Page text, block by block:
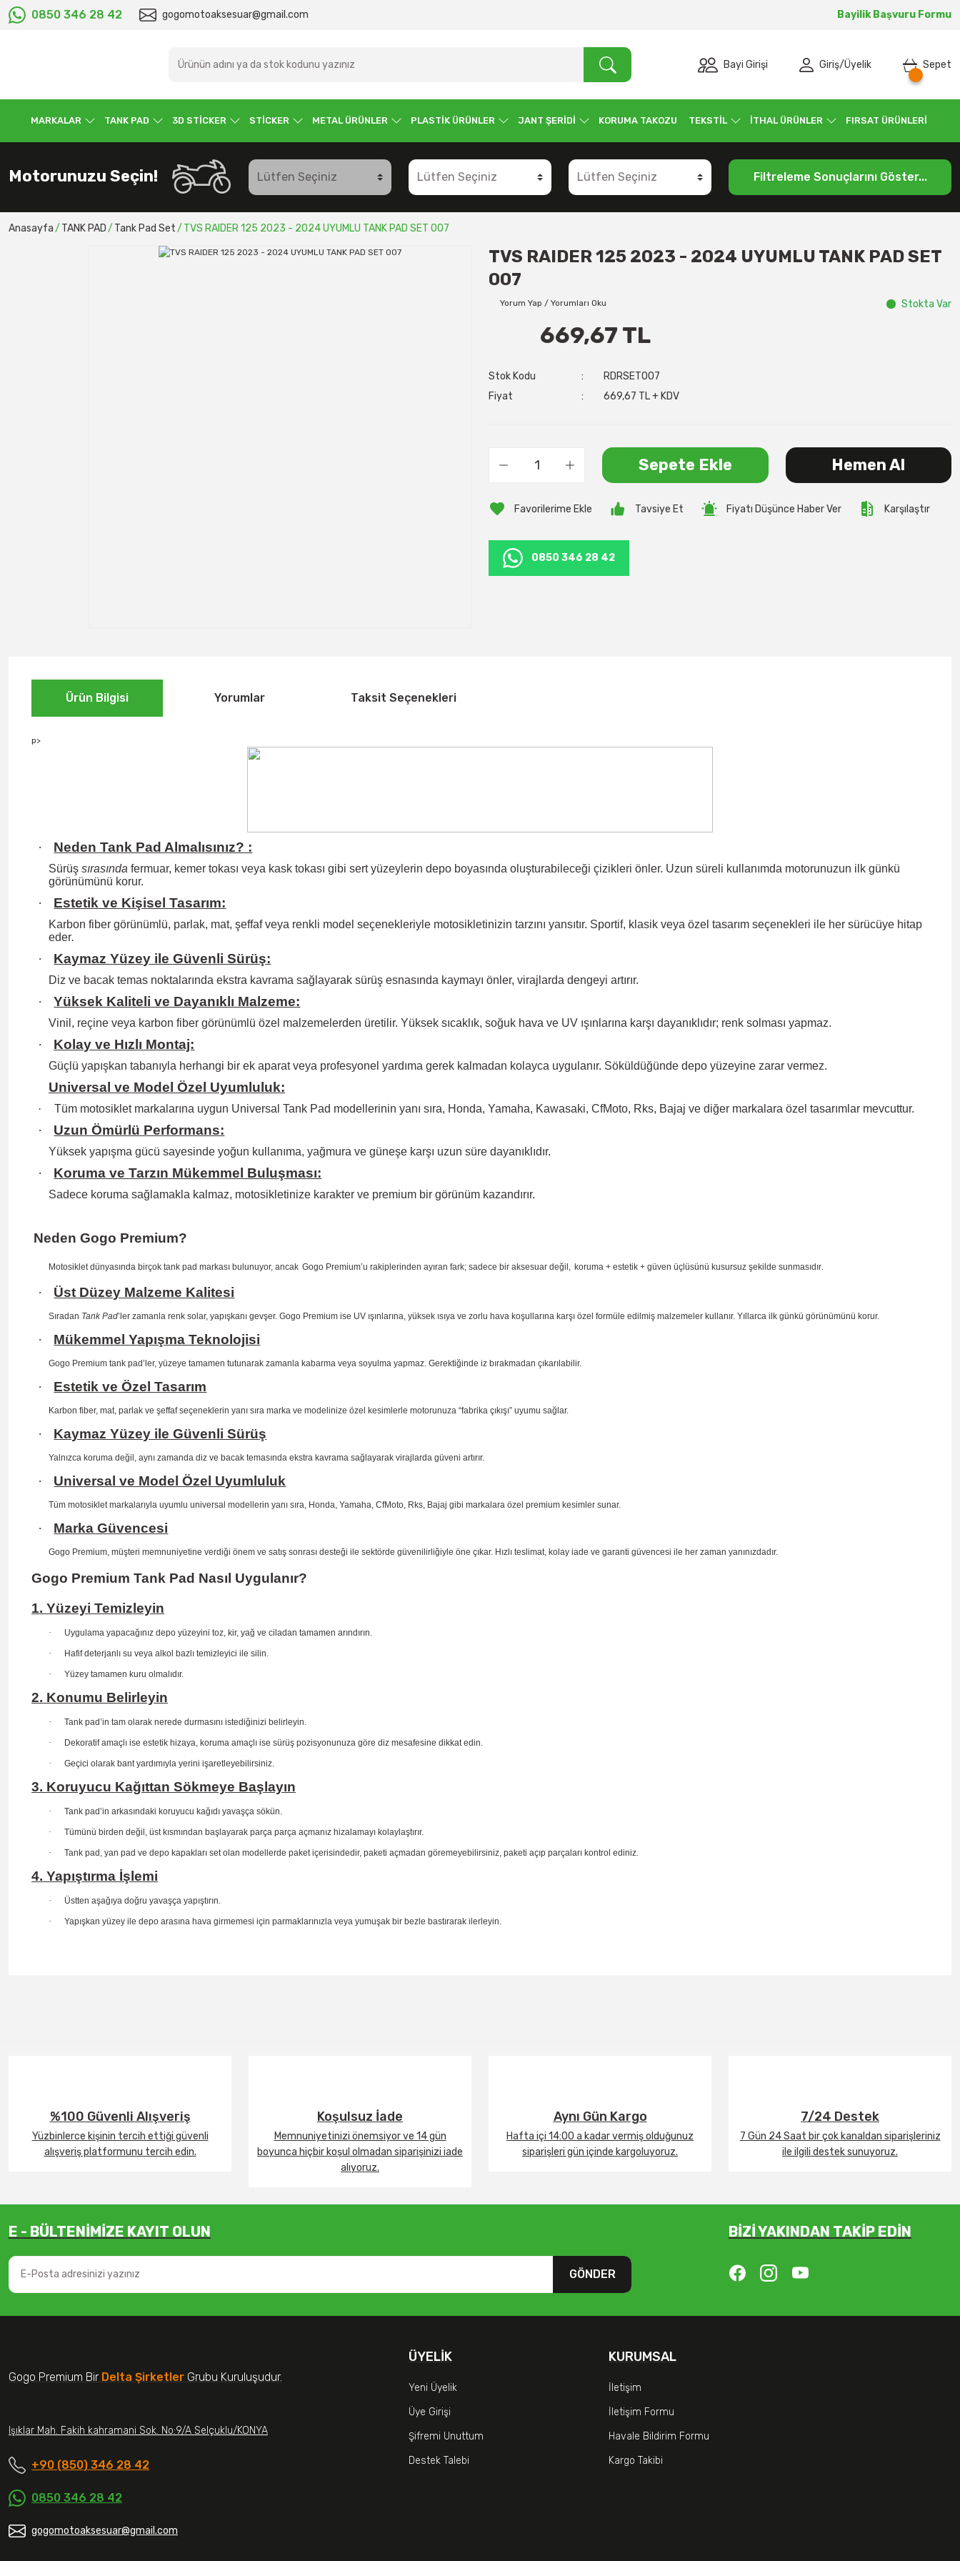
0850 346 28 42 gogomotoaksesuar@gmail.com Bayilik Başvuru Formu
Bayi Girişi Giriş/Üyelik Sepet
MARKALAR TANK PAD 3D STİCKER STİCKER METAL ÜRÜNLER PLASTİK ÜRÜNLER JANT ŞERİDİ KORUMA TAKOZU TEKSTİL İTHAL ÜRÜNLER FIRSAT ÜRÜNLERİ
Motorunuzu Seçin! Filtreleme Sonuçlarını Göster...
Anasayfa TANK PAD Tank Pad Set TVS RAIDER 125 2023 - 2024 UYUMLU TANK PAD SET 007
TVS RAIDER 125 2023 - 2024 UYUMLU TANK PAD SET
007
Yorum Yap / Yorumları Oku Stokta Var
669,67 TL
Stok Kodu
RDRSET007
Fiyat
669,67 TL + KDV
Sepete Ekle Hemen Al
Tavsiye Et Fiyatı Düşünce Haber Ver Karşılaştır
0850 346 28 42
Ürün Bilgisi Yorumlar Taksit Seçenekleri
p>
· Neden Tank Pad Almalısınız? :
Sürüş sırasında fermuar, kemer tokası veya kask tokası gibi sert yüzeylerin depo boyasında oluşturabileceği çizikleri önler. Uzun süreli kullanımda motorunuzun ilk günkü
görünümünü korur.
· Estetik ve Kişisel Tasarım:
Karbon fiber görünümlü, parlak, mat, şeffaf veya renkli model seçenekleriyle motosikletinizin tarzını yansıtır. Sportif, klasik veya özel tasarım seçenekleri ile her sürücüye hitap
eder.
· Kaymaz Yüzey ile Güvenli Sürüş:
Diz ve bacak temas noktalarında ekstra kavrama sağlayarak sürüş esnasında kaymayı önler, virajlarda dengeyi artırır.
· Yüksek Kaliteli ve Dayanıklı Malzeme:
Vinil, reçine veya karbon fiber görünümlü özel malzemelerden üretilir. Yüksek sıcaklık, soğuk hava ve UV ışınlarına karşı dayanıklıdır; renk solması yapmaz.
· Kolay ve Hızlı Montaj:
Güçlü yapışkan tabanıyla herhangi bir ek aparat veya profesyonel yardıma gerek kalmadan kolayca uygulanır. Söküldüğünde depo yüzeyine zarar vermez.
Universal ve Model Özel Uyumluluk:
· Tüm motosiklet markalarına uygun Universal Tank Pad modellerinin yanı sıra, Honda, Yamaha, Kawasaki, CfMoto, Rks, Bajaj ve diğer markalara özel tasarımlar mevcuttur.
· Uzun Ömürlü Performans:
Yüksek yapışma gücü sayesinde yoğun kullanıma, yağmura ve güneşe karşı uzun süre dayanıklıdır.
· Koruma ve Tarzın Mükemmel Buluşması:
Sadece koruma sağlamakla kalmaz, motosikletinize karakter ve premium bir görünüm kazandırır.
Neden Gogo Premium?
Motosiklet dünyasında birçok tank pad markası bulunuyor, ancak Gogo Premium’u rakiplerinden ayıran fark; sadece bir aksesuar değil, koruma + estetik + güven üçlüsünü kusursuz şekilde sunmasıdır
· Üst Düzey Malzeme Kalitesi
Sıradan Tank Pad’ler zamanla renk solar, yapışkanı gevşer. Gogo Premium ise UV ışınlarına, yüksek ısıya ve zorlu hava koşullarına karşı özel formüle edilmiş malzemeler kullanır. Yıllarca ilk günkü görünümünü korur.
· Mükemmel Yapışma Teknolojisi
Gogo Premium tank pad’ler, yüzeye tamamen tutunarak zamanla kabarma veya soyulma yapmaz. Gerektiğinde iz bırakmadan çıkarılabilir.
· Estetik ve Özel Tasarım
Karbon fiber, mat, parlak ve şeffaf seçeneklerin yanı sıra marka ve modelinize özel kesimlerle motorunuza “fabrika çıkışı” uyumu sağlar.
· Kaymaz Yüzey ile Güvenli Sürüş
Yalnızca koruma değil, aynı zamanda diz ve bacak temasında ekstra kavrama sağlayarak virajlarda güveni artırır.
· Universal ve Model Özel Uyumluluk
Tüm motosiklet markalarıyla uyumlu universal modellerin yanı sıra, Honda, Yamaha, CfMoto, Rks, Bajaj gibi markalara özel premium kesimler sunar.
· Marka Güvencesi
Gogo Premium, müşteri memnuniyetine verdiği önem ve satış sonrası desteği ile sektörde güvenilirliğiyle öne çıkar. Hızlı teslimat, kolay iade ve garanti güvencesi ile her zaman yanınızdadır.
Gogo Premium Tank Pad Nasıl Uygulanır?
1. Yüzeyi Temizleyin
· Uygulama yapacağınız depo yüzeyini toz, kir, yağ ve ciladan tamamen arındırın.
· Hafif deterjanlı su veya alkol bazlı temizleyici ile silin.
· Yüzey tamamen kuru olmalıdır.
2. Konumu Belirleyin
· Tank pad’in tam olarak nerede durmasını istediğinizi belirleyin.
· Dekoratif amaçlı ise estetik hizaya, koruma amaçlı ise sürüş pozisyonunuza göre diz mesafesine dikkat edin.
· Geçici olarak bant yardımıyla yerini işaretleyebilirsiniz.
3. Koruyucu Kağıttan Sökmeye Başlayın
· Tank pad’in arkasındaki koruyucu kağıdı yavaşça sökün.
· Tümünü birden değil, üst kısmından başlayarak parça parça açmanız hizalamayı kolaylaştırır.
· Tank pad, yan pad ve depo kapakları set olan modellerde paket içerisindedir, paketi açmadan göremeyebilirsiniz, paketi açıp parçaları kontrol ediniz.
4. Yapıştırma İşlemi
· Üstten aşağıya doğru yavaşça yapıştırın.
· Yapışkan yüzey ile depo arasına hava girmemesi için parmaklarınızla veya yumuşak bir bezle bastırarak ilerleyin.
%100 Güvenli Alışveriş
Yüzbinlerce kişinin tercih ettiği güvenli
alışveriş platformunu tercih edin.
Koşulsuz İade
Memnuniyetinizi önemsiyor ve 14 gün
boyunca hiçbir koşul olmadan siparişinizi iade
alıyoruz.
Aynı Gün Kargo
Hafta içi 14:00 a kadar vermiş olduğunuz
siparişleri gün içinde kargoluyoruz.
7/24 Destek
7 Gün 24 Saat bir çok kanaldan siparişleriniz
ile ilgili destek sunuyoruz.
E - BÜLTENİMİZE KAYIT OLUN
GÖNDER
BİZİ YAKINDAN TAKİP EDİN
Gogo Premium Bir Delta Şirketler Grubu Kuruluşudur.
Işıklar Mah. Fakih kahramani Sok. No:9/A Selçuklu/KONYA
+90 (850) 346 28 42
0850 346 28 42
gogomotoaksesuar@gmail.com
ÜYELIK
Yeni Üyelik
Üye Girişi
Şifremi Unuttum
Destek Talebi
KURUMSAL
İletişim
İletişim Formu
Havale Bildirim Formu
Kargo Takibi